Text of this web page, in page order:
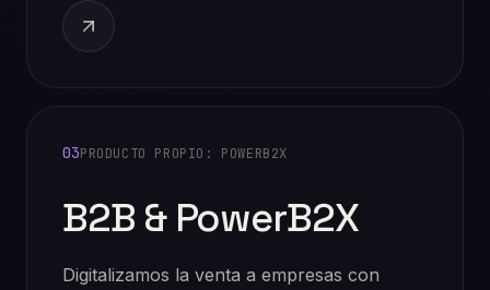
03PRODUCTO PROPIO: POWERB2X
B2B & PowerB2X
Digitalizamos la venta a empresas con